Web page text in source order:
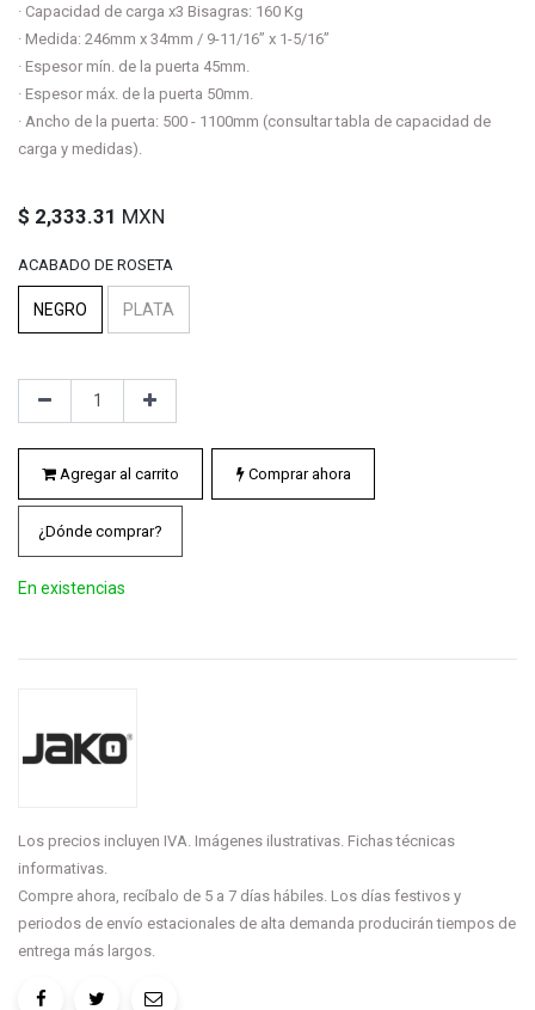
· Capacidad de carga x3 Bisagras: 160 Kg
· Medida: 246mm x 34mm / 9-11/16” x 1-5/16”
· Espesor mín. de la puerta 45mm.
· Espesor máx. de la puerta 50mm.
· Ancho de la puerta: 500 - 1100mm (consultar tabla de capacidad de
carga y medidas).
$ 2,333.31 MXN
ACABADO DE ROSETA
NEGRO PLATA
Agregar al carrito Comprar ahora
¿Dónde comprar?
En existencias
Los precios incluyen IVA. Imágenes ilustrativas. Fichas técnicas
informativas.
Compre ahora, recíbalo de 5 a 7 días hábiles. Los días festivos y
periodos de envío estacionales de alta demanda producirán tiempos de
entrega más largos.